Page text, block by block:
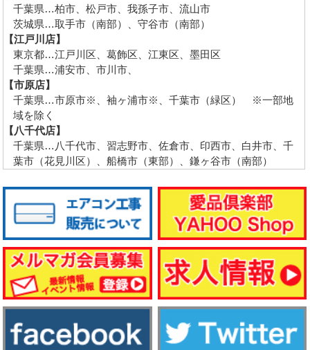
千葉県…柏市、松戸市、我孫子市、流山市
茨城県…取手市（南部）、守谷市（南部）
【江戸川店】
東京都…江戸川区、葛飾区、江東区、墨田区
千葉県…浦安市、市川市、
【市原店】
千葉県…市原市※、袖ヶ浦市※、千葉市（緑区） ※一部地
域を除く
【八千代店】
千葉県…八千代市、習志野市、佐倉市、印西市、白井市、千
葉市（花見川区）、船橋市（東部）、鎌ヶ谷市（南部）